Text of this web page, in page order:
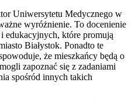
Uniwersytetu Medycznego w
wyróżnienie. To docenienie
edukacyjnych, które promują
Białystok. Ponadto te
że mieszkańcy będą o
zapoznać się z zadaniami
spośród innych takich